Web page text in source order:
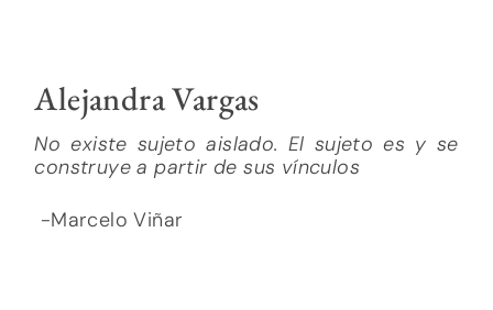
Alejandra Vargas
No existe sujeto aislado. El sujeto es y se
construye a partir de sus vínculos
-Marcelo Viñar